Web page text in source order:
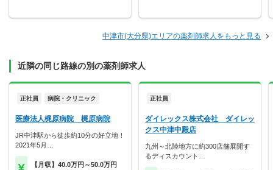
中津市(大分県)エリアの薬剤師求人をもっと見る
近隣の同じ路線の別の薬剤師求人
正社員 病院・クリニック
医療法人梶原病院 梶原病院
JR中津駅から徒歩約10分の好立地！
2021年5月…
【月収】40.0万円～50.0万円
正社員
ダイレックス株式会社 ダイレッ
クス中津中殿店
九州～北陸地方に約300店舗展開す
るディスカウント…